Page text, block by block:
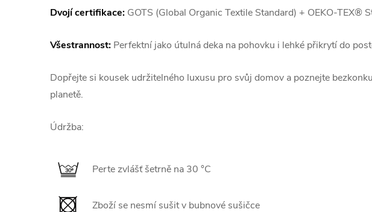
Dvojí certifikace: GOTS (Global Organic Textile Standard) + OEKO-TEX®
Všestrannost: Perfektní jako útulná deka na pohovku i lehké přikrytí do
Dopřejte si kousek udržitelného luxusu pro svůj domov a poznejte
planetě.
Údržba:
Perte zvlášť šetrně na 30 °C
Zboží se nesmí sušit v bubnové sušičce